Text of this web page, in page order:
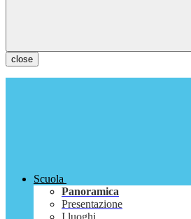
close
Scuola
Panoramica
Presentazione